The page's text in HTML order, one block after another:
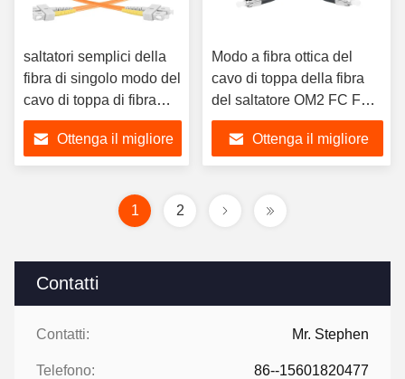
Contatti
Contatti: Mr. Stephen
Telefono: 86--15601820477
saltatori semplici della
fibra di singolo modo del
cavo di toppa di fibra
ottica di 3.0mm 2.0mm
Ottenga il migliore
Modo a fibra ottica del
cavo di toppa della fibra
del saltatore OM2 FC FC
di A1a multi
Ottenga il migliore
1 2